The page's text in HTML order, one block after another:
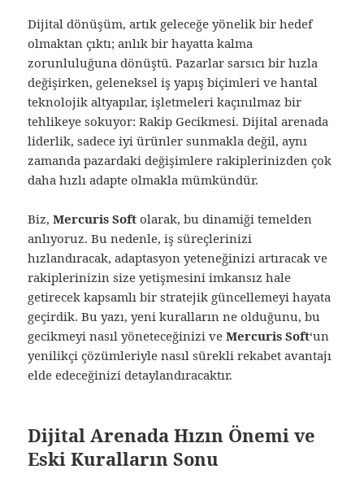
Dijital dönüşüm, artık geleceğe yönelik bir hedef
olmaktan çıktı; anlık bir hayatta kalma
zorunluluğuna dönüştü. Pazarlar sarsıcı bir hızla
değişirken, geleneksel iş yapış biçimleri ve hantal
teknolojik altyapılar, işletmeleri kaçınılmaz bir
tehlikeye sokuyor: Rakip Gecikmesi. Dijital arenada
liderlik, sadece iyi ürünler sunmakla değil, aynı
zamanda pazardaki değişimlere rakiplerinizden çok
daha hızlı adapte olmakla mümkündür.
Biz,Mercuris Soft olarak, bu dinamiği temelden
anlıyoruz. Bu nedenle, iş süreçlerinizi
hızlandıracak, adaptasyon yeteneğinizi artıracak ve
rakiplerinizin size yetişmesini imkansız hale
getirecek kapsamlı bir stratejik güncellemeyi hayata
geçirdik. Bu yazı, yeni kuralların ne olduğunu, bu
gecikmeyi nasıl yöneteceğinizi veMercuris Soft‘un
yenilikçi çözümleriyle nasıl sürekli rekabet avantajı
elde edeceğinizi detaylandıracaktır.
Dijital Arenada Hızın Önemi ve
Eski Kuralların Sonu